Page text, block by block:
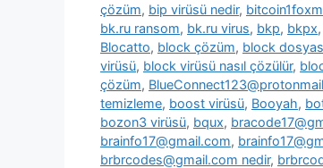
çözüm, bip virüsü nedir,
bk.ru ransom, bk.ru virus, bkp, bkpx,
Blocatto, block çözüm, block
virüsü, block virüsü nasıl çözülür,
çözüm,
temizleme, boost virüsü, Booyah,
bozon3 virüsü, bqux,
brainfo17@gmail.com,
brbrcodes@gmail.com nedir,